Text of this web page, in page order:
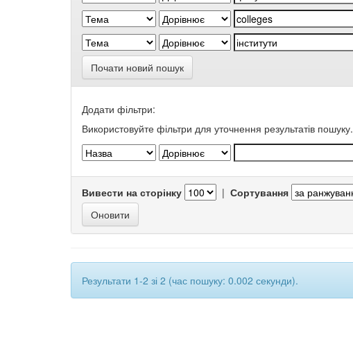
Почати новий пошук
Додати фільтри:
Використовуйте фільтри для уточнення результатів пошуку.
Вивести на сторінку | Сортування
Результати 1-2 зі 2 (час пошуку: 0.002 секунди).